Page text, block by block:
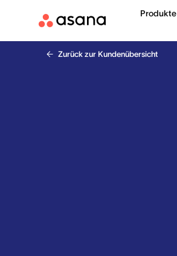
Produkte
Zurück zur Kundenübersicht